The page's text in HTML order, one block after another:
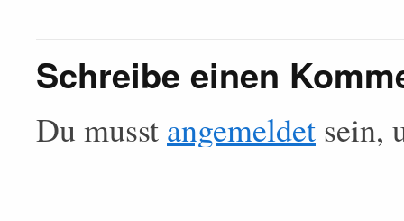
Schreibe einen
Du musst angemeldet sein,